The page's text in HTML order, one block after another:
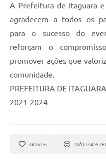
A Prefeitura de Itaguara
agradecem a todos os
para o sucesso do
reforçam o
promover ações que
comunidade.
PREFEITURA DE ITAGUARA
2021-2024
GOSTEI NÃO GOSTEI